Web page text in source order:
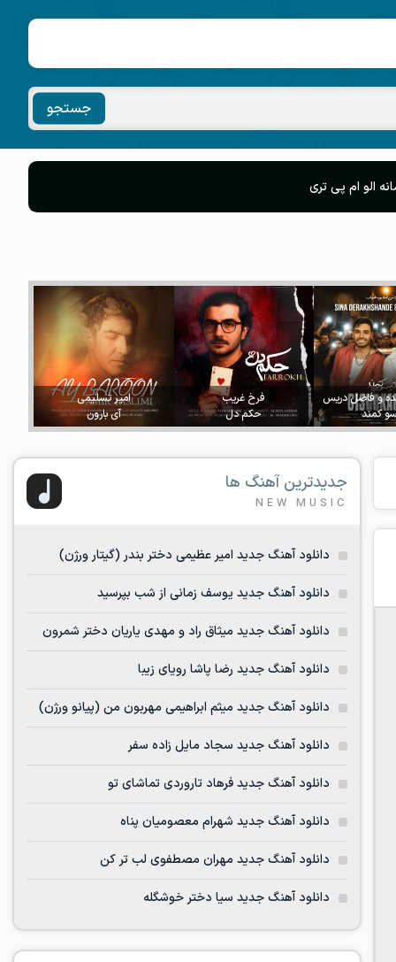
جستجو
الو ام پی تری
و فاضل دریس
کمند
فرخ غریب
حکم دل
امیر تسلیمی
آی بارون
جدیدترین آهنگ ها
NEW MUSIC
دانلود آهنگ جدید امیر عظیمی دختر بندر (گیتار ورژن)
دانلود آهنگ جدید یوسف زمانی از شب بپرسید
دانلود آهنگ جدید میثاق راد و مهدی یاریان دختر شمرون
دانلود آهنگ جدید رضا پاشا رویای زیبا
دانلود آهنگ جدید میثم ابراهیمی مهربون من (پیانو ورژن)
دانلود آهنگ جدید سجاد مایل زاده سفر
دانلود آهنگ جدید فرهاد تاروردی تماشای تو
دانلود آهنگ جدید شهرام معصومیان پناه
دانلود آهنگ جدید مهران مصطفوی لب تر کن
دانلود آهنگ جدید سیا دختر خوشگله